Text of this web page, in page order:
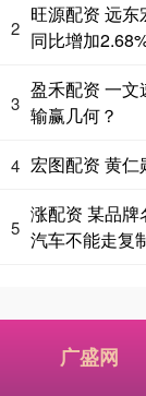
2
旺源配资 远
同比增加
3
盈禾配资 一
输赢几何？
4 宏图配资 黄仁
5
涨配资 某品
汽车不能走复
广盛网